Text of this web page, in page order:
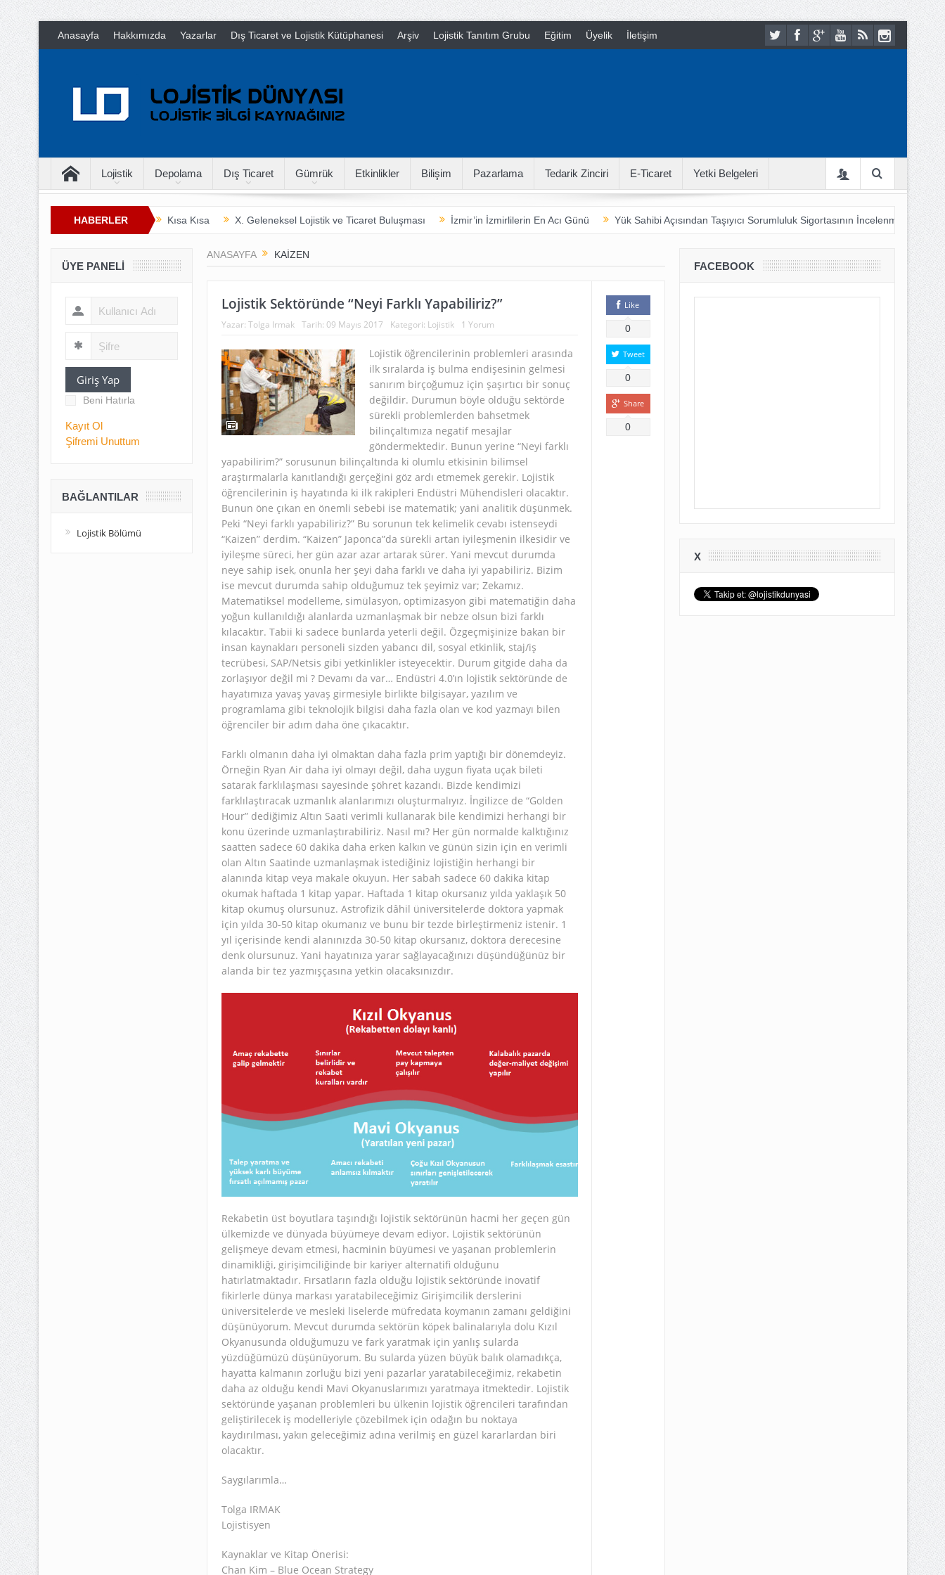
Anasayfa Hakkımızda Yazarlar Dış Ticaret ve Lojistik Kütüphanesi Arşiv Lojistik Tanıtım Grubu Eğitim Üyelik İletişim
Lojistik Depolama Dış Ticaret Gümrük Etkinlikler Bilişim Pazarlama Tedarik Zinciri E-Ticaret Yetki Belgeleri
HABERLER Kısa Kısa X. Geleneksel Lojistik ve Ticaret Buluşması İzmir’in İzmirlilerin En Acı Günü Yük Sahibi Açısından Taşıyıcı Sorumluluk Sigortasının İncelenmesi
Şehir Lojistiği 21. Yüzyıl Hayatına Nasıl
ANASAYFA KAIZEN
Lojistik Sektöründe “Neyi Farklı Yapabiliriz?”
Yazar: Tolga Irmak Tarih: 09 Mayıs 2017 Kategori: Lojistik 1 Yorum
Lojistik öğrencilerinin problemleri arasında
ilk sıralarda iş bulma endişesinin gelmesi
sanırım birçoğumuz için şaşırtıcı bir sonuç
değildir. Durumun böyle olduğu sektörde
sürekli problemlerden bahsetmek
bilinçaltımıza negatif mesajlar
göndermektedir. Bunun yerine “Neyi farklı
yapabilirim?” sorusunun bilinçaltında ki olumlu etkisinin bilimsel
araştırmalarla kanıtlandığı gerçeğini göz ardı etmemek gerekir. Lojistik
öğrencilerinin iş hayatında ki ilk rakipleri Endüstri Mühendisleri olacaktır.
Bunun öne çıkan en önemli sebebi ise matematik; yani analitik düşünmek.
Peki “Neyi farklı yapabiliriz?” Bu sorunun tek kelimelik cevabı istenseydi
“Kaizen” derdim. “Kaizen” Japonca”da sürekli artan iyileşmenin ilkesidir ve
iyileşme süreci, her gün azar azar artarak sürer. Yani mevcut durumda
neye sahip isek, onunla her şeyi daha farklı ve daha iyi yapabiliriz. Bizim
ise mevcut durumda sahip olduğumuz tek şeyimiz var; Zekamız.
Matematiksel modelleme, simülasyon, optimizasyon gibi matematiğin daha
yoğun kullanıldığı alanlarda uzmanlaşmak bir nebze olsun bizi farklı
kılacaktır. Tabii ki sadece bunlarda yeterli değil. Özgeçmişinize bakan bir
insan kaynakları personeli sizden yabancı dil, sosyal etkinlik, staj/iş
tecrübesi, SAP/Netsis gibi yetkinlikler isteyecektir. Durum gitgide daha da
zorlaşıyor değil mi ? Devamı da var… Endüstri 4.0’ın lojistik sektöründe de
hayatımıza yavaş yavaş girmesiyle birlikte bilgisayar, yazılım ve
programlama gibi teknolojik bilgisi daha fazla olan ve kod yazmayı bilen
öğrenciler bir adım daha öne çıkacaktır.
Farklı olmanın daha iyi olmaktan daha fazla prim yaptığı bir dönemdeyiz.
Örneğin Ryan Air daha iyi olmayı değil, daha uygun fiyata uçak bileti
satarak farklılaşması sayesinde şöhret kazandı. Bizde kendimizi
farklılaştıracak uzmanlık alanlarımızı oluşturmalıyız. İngilizce de “Golden
Hour” dediğimiz Altın Saati verimli kullanarak bile kendimizi herhangi bir
konu üzerinde uzmanlaştırabiliriz. Nasıl mı? Her gün normalde kalktığınız
saatten sadece 60 dakika daha erken kalkın ve günün sizin için en verimli
olan Altın Saatinde uzmanlaşmak istediğiniz lojistiğin herhangi bir
alanında kitap veya makale okuyun. Her sabah sadece 60 dakika kitap
okumak haftada 1 kitap yapar. Haftada 1 kitap okursanız yılda yaklaşık 50
kitap okumuş olursunuz. Astrofizik dâhil üniversitelerde doktora yapmak
için yılda 30-50 kitap okumanız ve bunu bir tezde birleştirmeniz istenir. 1
yıl içerisinde kendi alanınızda 30-50 kitap okursanız, doktora derecesine
denk olursunuz. Yani hayatınıza yarar sağlayacağınızı düşündüğünüz bir
alanda bir tez yazmışçasına yetkin olacaksınızdır.
Rekabetin üst boyutlara taşındığı lojistik sektörünün hacmi her geçen gün
ülkemizde ve dünyada büyümeye devam ediyor. Lojistik sektörünün
gelişmeye devam etmesi, hacminin büyümesi ve yaşanan problemlerin
dinamikliği, girişimciliğinde bir kariyer alternatifi olduğunu
hatırlatmaktadır. Fırsatların fazla olduğu lojistik sektöründe inovatif
fikirlerle dünya markası yaratabileceğimiz Girişimcilik derslerini
üniversitelerde ve mesleki liselerde müfredata koymanın zamanı geldiğini
düşünüyorum. Mevcut durumda sektörün köpek balinalarıyla dolu Kızıl
Okyanusunda olduğumuzu ve fark yaratmak için yanlış sularda
yüzdüğümüzü düşünüyorum. Bu sularda yüzen büyük balık olamadıkça,
hayatta kalmanın zorluğu bizi yeni pazarlar yaratabileceğimiz, rekabetin
daha az olduğu kendi Mavi Okyanuslarımızı yaratmaya itmektedir. Lojistik
sektöründe yaşanan problemleri bu ülkenin lojistik öğrencileri tarafından
geliştirilecek iş modelleriyle çözebilmek için odağın bu noktaya
kaydırılması, yakın geleceğimiz adına verilmiş en güzel kararlardan biri
olacaktır.
Saygılarımla…
Tolga IRMAK
Lojistisyen
Kaynaklar ve Kitap Önerisi:
Chan Kim – Blue Ocean Strategy
Like
0
Tweet
0
Share
0
ÜYE PANELI
Giriş Yap
Beni Hatırla
Kayıt Ol
Şifremi Unuttum
BAĞLANTILAR
Lojistik Bölümü
FACEBOOK
X